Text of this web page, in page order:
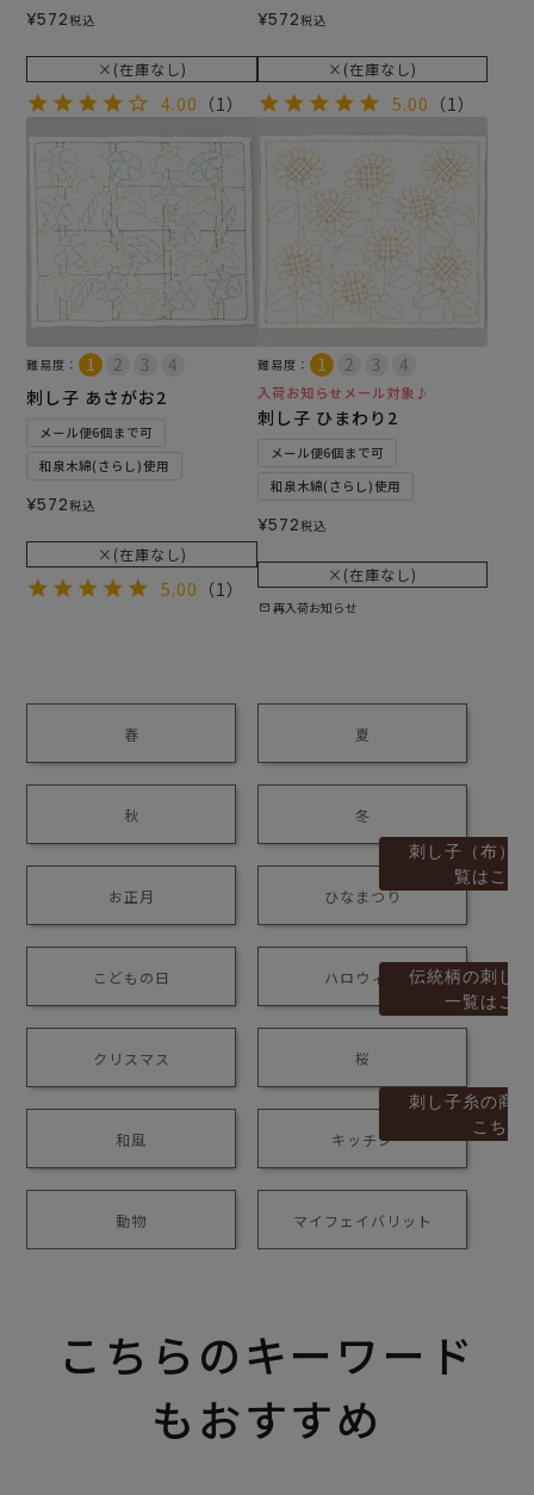
¥572税込
×(在庫なし)
4.00 （1）
¥572税込
×(在庫なし)
5.00 （1）
難易度：
刺し子 あさがお2
メール便6個まで可
和泉木綿(さらし)使用
¥572税込
×(在庫なし)
5.00 （1）
難易度：
入荷お知らせメール対象♪
刺し子 ひまわり2
メール便6個まで可
和泉木綿(さらし)使用
¥572税込
×(在庫なし)
再入荷お知らせ
春 夏
秋 冬
お正月 ひなまつり
こどもの日 ハロウィン
クリスマス 桜
和風 キッチン
動物 マイフェイバリット
刺し子（布）
覧はこち
伝統柄の刺し
一覧はこ
刺し子糸の商
こちら
こちらのキーワード
もおすすめ